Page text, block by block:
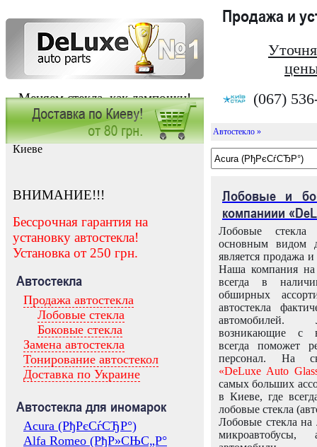
Меняем стекла, как лампочки!
Продажа и
(067)
Заказать установку автостекла в
Киеве
ВНИМАНИЕ!!!
Бессрочная гарантия на
установку автостекла!
Установка от 250 грн.
Автостекла
Продажа автостекла
Лобовые стекла
Боковые стекла
Замена автостекла
Тонирование автостекол
Доставка по Украине
Автостекла для иномарок
Acura (РђРєСѓСЂР°)
Alfa Romeo (РђР»СЊС„Р°
Автостекло »
Лобовые и
компаниии
Лобовые
основным видом
является продажа и
Наша компания на
всегда в
обширных
автостекла
возникающие с
всегда поможет
персонал. На
«DeLuxe Auto
самых больших
в Киеве, где
лобовые стекла
Лобовые стекла на
микроавтобусы,